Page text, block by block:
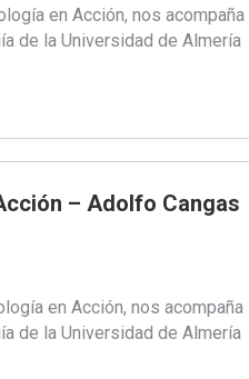
en Acción, nos acompaña
de la Universidad de Almería
– Adolfo Cangas
en Acción, nos acompaña
de la Universidad de Almería